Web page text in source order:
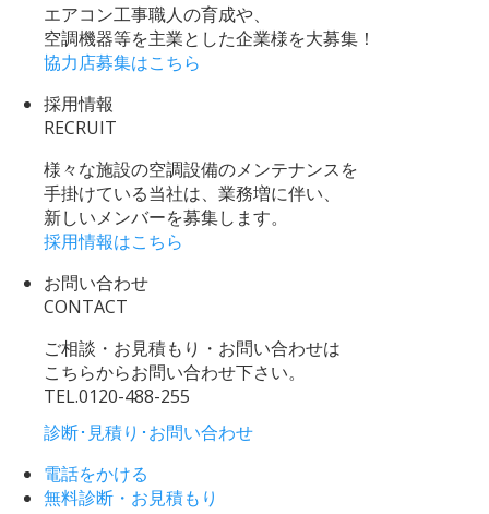
エアコン工事職人の育成や、
空調機器等を主業とした企業様を大募集！
協力店募集はこちら
採用情報
RECRUIT
様々な施設の空調設備のメンテナンスを
手掛けている当社は、業務増に伴い、
新しいメンバーを募集します。
採用情報はこちら
お問い合わせ
CONTACT
ご相談・お見積もり・お問い合わせは
こちらからお問い合わせ下さい。
TEL.0120-488-255
診断･見積り･お問い合わせ
電話をかける
無料診断・お見積もり